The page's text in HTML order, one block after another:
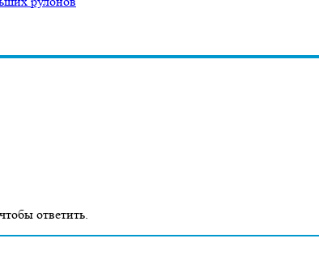
ответить.